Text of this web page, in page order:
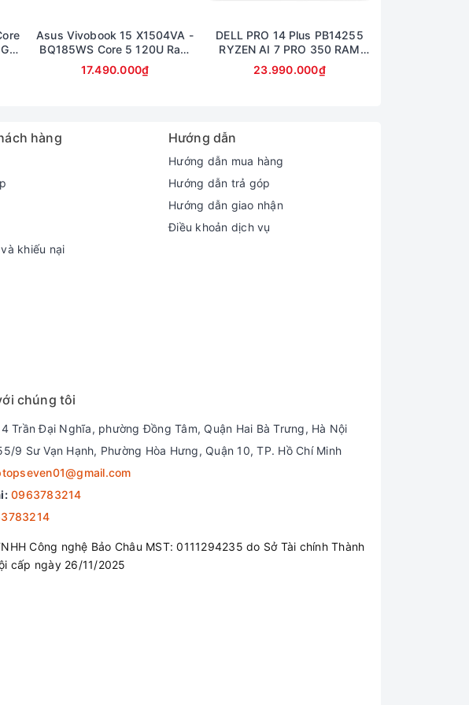
tặng hấp dẫn
Asus Vivobook 15 X1504VA -
BQ185WS Core 5 120U Ram
16GB SSD 512GB Màn 15,6inch
FullHD
17.490.000₫
DELL PRO 14 Plus PB14255
RYZEN AI 7 PRO 350 RAM
32GB SSD 512GB AMD
RADEON 860M GRAPHICS
23.990.000₫
hàng
khiếu nại
Hướng dẫn
Hướng dẫn mua hàng
Hướng dẫn trả góp
Hướng dẫn giao nhận
Điều khoản dịch vụ
chúng tôi
Trần Đại Nghĩa, phường Đồng Tâm, Quận Hai Bà Trưng, Hà Nội
9 Sư Vạn Hạnh, Phường Hòa Hưng, Quận 10, TP. Hồ Chí Minh
0963783214
Công nghệ Bảo Châu MST: 0111294235 do Sở Tài chính Thành
cấp ngày 26/11/2025